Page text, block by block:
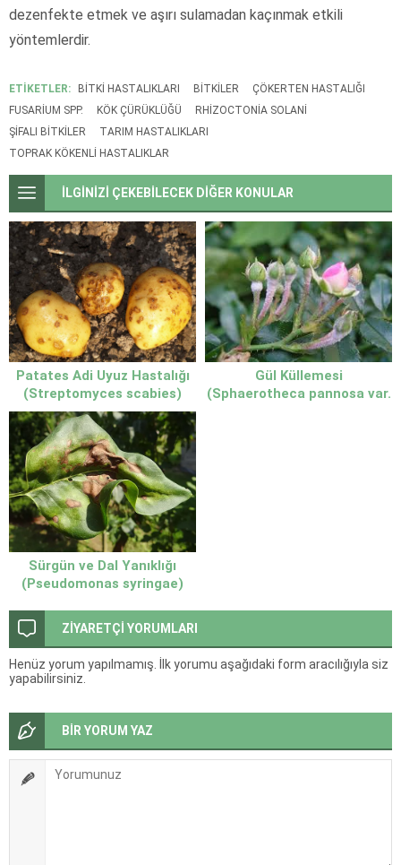
dezenfekte etmek ve aşırı sulamadan kaçınmak etkili
yöntemlerdir.
ETİKETLER: BITKI HASTALIKLARI BITKILER
ÇÖKERTEN HASTALIĞI
FUSARIUM SPP.
KÖK ÇÜRÜKLÜĞÜ
RHIZOCTONIA SOLANI
ŞIFALI BITKILER
TARIM HASTALIKLARI
TOPRAK KÖKENLI HASTALIKLAR
İLGİNİZİ ÇEKEBİLECEK DİĞER KONULAR
Patates Adi Uyuz Hastalığı
(Streptomyces scabies)
Belirtileri ve Mücadele
Yöntemleri
Gül Küllemesi
(Sphaerotheca pannosa var.
Sürgün ve Dal Yanıklığı
(Pseudomonas syringae)
ZİYARETÇİ YORUMLARI
Henüz yorum yapılmamış. İlk yorumu aşağıdaki form aracılığıyla siz
yapabilirsiniz.
BİR YORUM YAZ